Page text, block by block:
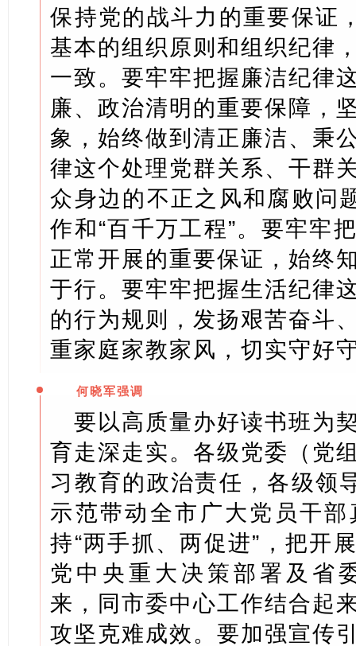
保持党的战斗力的重要保证
基本的组织原则和组织纪律
一致。要牢牢把握廉洁纪律
廉、政治清明的重要保障，
象，始终做到清正廉洁、秉
律这个处理党群关系、干群
众身边的不正之风和腐败问
作和“百千万工程”。要牢牢
正常开展的重要保证，始终
于行。要牢牢把握生活纪律
的行为规则，发扬艰苦奋斗
重家庭家教家风，切实守好
何晓军强调
要以高质量办好读书班为
育走深走实。各级党委（党
习教育的政治责任，各级领
示范带动全市广大党员干
持“两手抓、两促进”，把开
党中央重大决策部署及省
来，同市委中心工作结合起
攻坚克难成效。要加强宣传